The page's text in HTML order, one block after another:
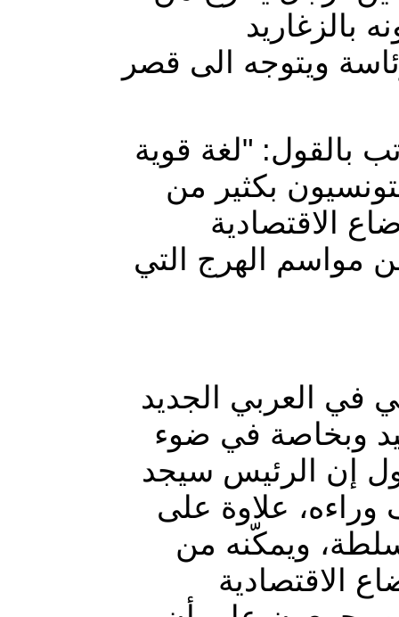
بالزغاريد
ويتوجه الى قصر
بالقول: "لغة قوية
بكثير من
الاقتصادية
مواسم الهرج التي
في العربي الجديد
وبخاصة في ضوء
إن الرئيس سيجد
وراءه، علاوة على
ويمكّنه من
الاقتصادية